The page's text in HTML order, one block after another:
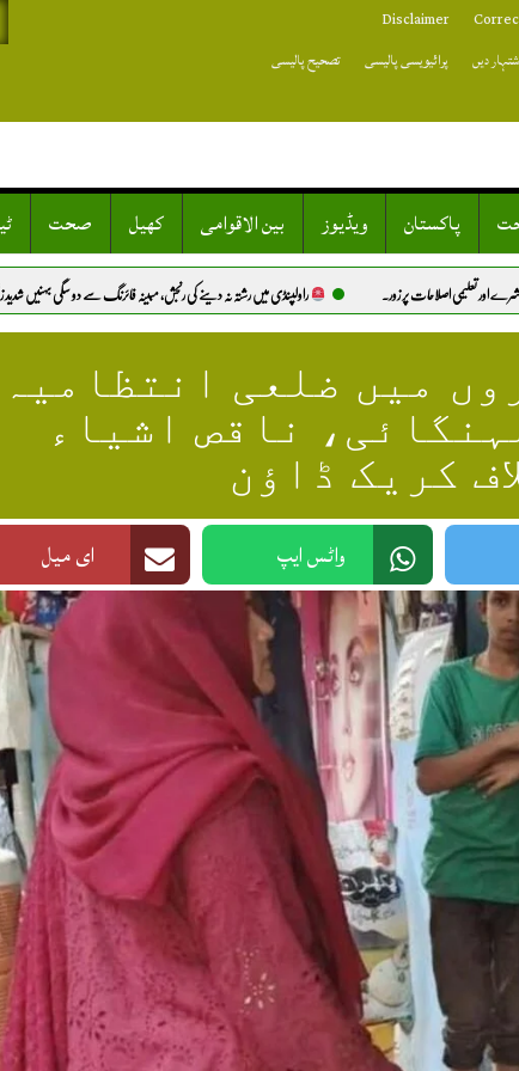
Disclaimer
دیں پرائیویسی پالیسی
تصحیح پالیسی
پاکستان ویڈیوز بین الاقوامی کھیل صحت
راولپنڈی میں رشتہ نہ دینے کی رنجش، مبینہ فائرنگ سے دو سگی بہنیں شدید زخمی. پاکستان:
میں ضلعی انتظامیہ
ناقص اشیاء
کریک ڈاؤن
واٹس ایپ ای میل